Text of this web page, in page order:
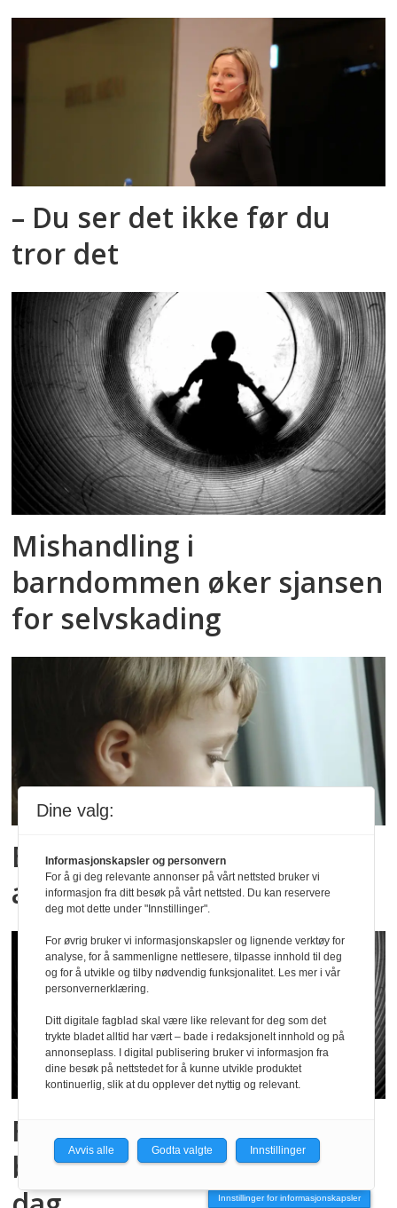
– Du ser det ikke før du
tror det
Mishandling i
barndommen øker sjansen
for selvskading
Ber foreldre tenke over
alkoholvanene sine
Får fire
bekymringsmeldinger per
Innstillinger for informasjonskapsler
Dine valg:
Informasjonskapsler og personvern
For å gi deg relevante annonser på vårt nettsted bruker vi
informasjon fra ditt besøk på vårt nettsted. Du kan reservere
deg mot dette under "Innstillinger".
For øvrig bruker vi informasjonskapsler og lignende verktøy for
analyse, for å sammenligne nettlesere, tilpasse innhold til deg
og for å utvikle og tilby nødvendig funksjonalitet. Les mer i vår
personvernerklæring.
Ditt digitale fagblad skal være like relevant for deg som det
trykte bladet alltid har vært – bade i redaksjonelt innhold og på
annonseplass. I digital publisering bruker vi informasjon fra
dine besøk på nettstedet for å kunne utvikle produktet
kontinuerlig, slik at du opplever det nyttig og relevant.
Avvis alle Godta valgte Innstillinger